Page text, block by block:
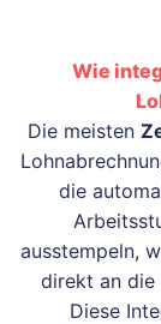
Wie
Die meisten
die
ausstempeln,
direkt an die
Diese